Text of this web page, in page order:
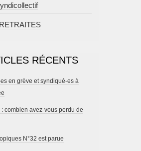
RÉCENTS
en grève et syndiqué-es à
combien avez-vous perdu de
N°32 est parue